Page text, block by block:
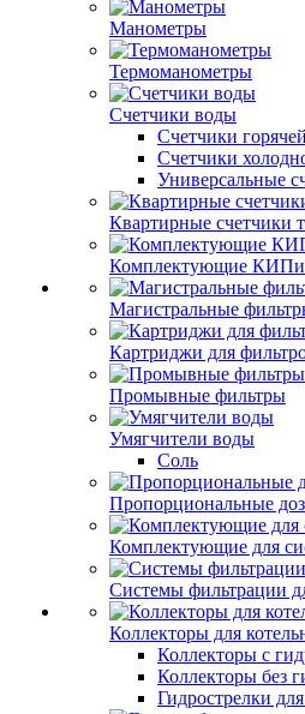
Манометры
Термоманометры
Счетчики воды
Счетчики
Счетчики
Универсальные
Квартирные счетчики
Комплектующие
Магистральные
Картриджи для
Промывные фильтры
Умягчители воды
Соль
Пропорциональные
Комплектующие для
Системы фильтрации
Коллекторы для
Коллекторы с
Коллекторы без
Гидрострелки